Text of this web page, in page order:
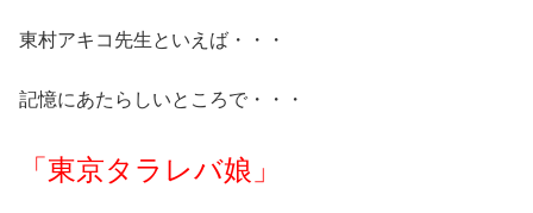
東村アキコ先生といえば・・・
記憶にあたらしいところで・・・
「東京タラレバ娘」